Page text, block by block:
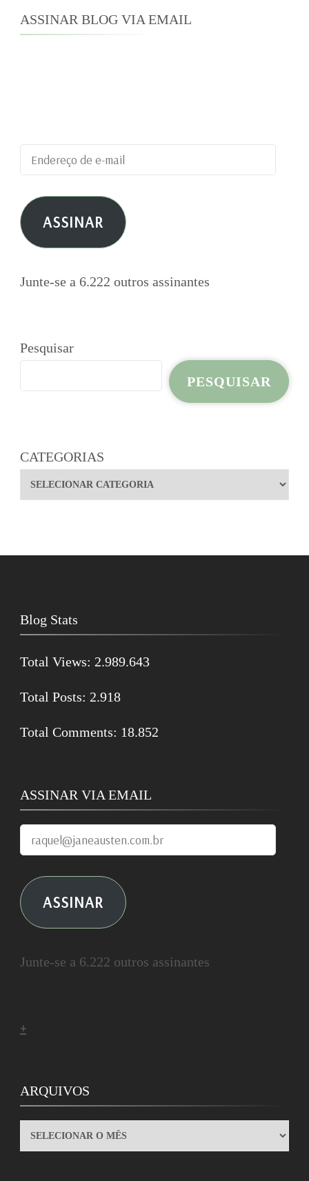
ASSINAR BLOG VIA EMAIL
Endereço
de
e-
mail ASSINAR
Junte-se a 6.222 outros assinantes
Pesquisar
PESQUISAR
CATEGORIAS
Blog Stats
Total Views: 2.989.643
Total Posts: 2.918
Total Comments: 18.852
ASSINAR VIA EMAIL
raquel@janeausten.com.br
ASSINAR
Junte-se a 6.222 outros assinantes
+
ARQUIVOS
ARQUIVOS